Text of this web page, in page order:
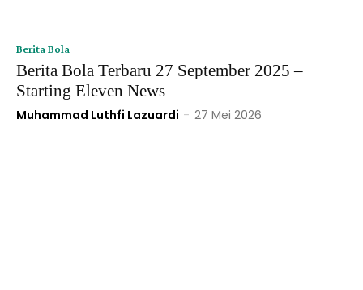
Berita Bola
Berita Bola Terbaru 27 September 2025 –
Starting Eleven News
Muhammad Luthfi Lazuardi - 27 Mei 2026